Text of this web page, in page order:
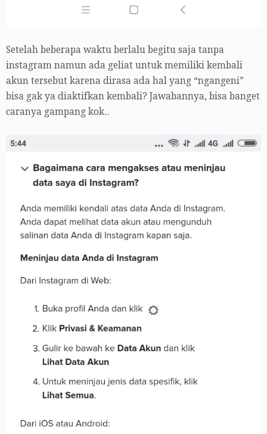
Setelah beberapa waktu berlalu begitu saja tanpa
instagram namun ada geliat untuk memiliki kembali
akun tersebut karena dirasa ada hal yang “ngangeni”
bisa gak ya diaktifkan kembali? Jawabannya, bisa banget
caranya gampang kok..